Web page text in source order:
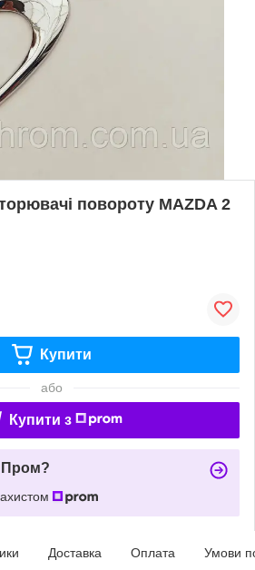
повороту MAZDA 2
Купити
або
Купити з
Пром?
Доставка Оплата Умови